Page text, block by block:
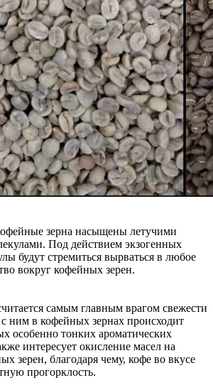
зерна насыщены летучими
Под действием экзогенных
будут стремиться вырваться в любое
вокруг кофейных зерен.
самым главным врагом свежести
ним в кофейных зернах происходит
особенно тонких ароматических
интересует окисление масел на
зерен, благодаря чему, кофе во вкусе
прогорклость.